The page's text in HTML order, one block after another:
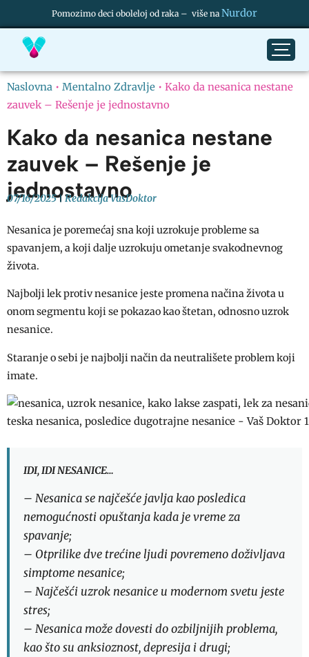
Pomozimo deci oboleloj od raka – više na Nurdor
Naslovna • Mentalno Zdravlje • Kako da nesanica nestane
zauvek – Rešenje je jednostavno
Kako da nesanica nestane
zauvek – Rešenje je
jednostavno
07/16/2025 Redakcija VasDoktor
Nesanica je poremećaj sna koji uzrokuje probleme sa
spavanjem, a koji dalje uzrokuju ometanje svakodnevnog
života.
Najbolji lek protiv nesanice jeste promena načina života u
onom segmentu koji se pokazao kao štetan, odnosno uzrok
nesanice.
Staranje o sebi je najbolji način da neutrališete problem koji
imate.
IDI, IDI NESANICE…
– Nesanica se najčešće javlja kao posledica
nemogućnosti opuštanja kada je vreme za
spavanje;
– Otprilike dve trećine ljudi povremeno doživljava
simptome nesanice;
– Najčešći uzrok nesanice u modernom svetu jeste
stres;
– Nesanica može dovesti do ozbiljnijih problema,
kao što su anksioznost, depresija i drugi;